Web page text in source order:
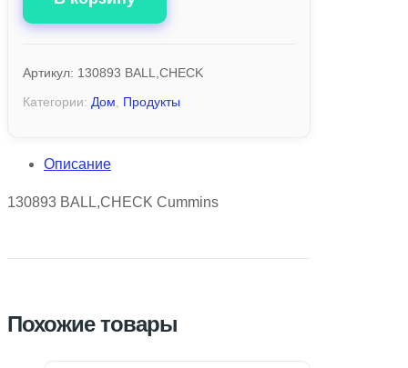
Артикул: 130893 BALL,CHECK
Категории: Дом Продукты
Описание
130893 BALL,CHECK Cummins
Похожие товары